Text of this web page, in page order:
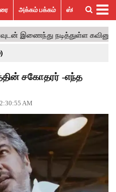
அக்கம் பக்கம் ஸ்பெஷல் ஸ்டோரீஸ்
சகோதரர் -எந்த
AM